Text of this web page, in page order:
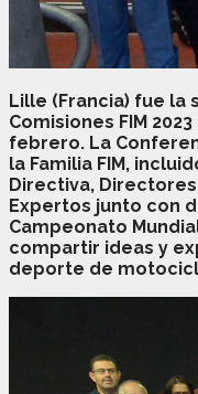
Lille (Francia) fue la
Comisiones FIM
febrero. La
la Familia FIM,
Directiva,
Expertos junto con
Campeonato
compartir ideas y
deporte de